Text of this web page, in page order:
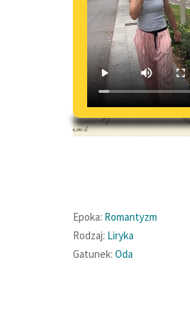
Epoka: Romantyzm
Rodzaj: Liryka
Gatunek: Oda